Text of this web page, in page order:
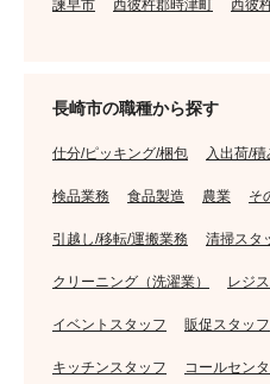
諫早市 西彼杵郡時津町 西彼
長崎市の職種から探す
仕分/ピッキング/梱包 入出荷/
検品業務 食品製造 農業 そ
引越し/移転/運搬業務 清掃スタ
クリーニング（洗濯業） レジ
イベントスタッフ 販促スタッフ
キッチンスタッフ コールセン